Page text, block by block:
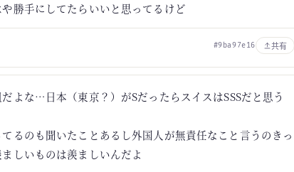
勝手にしてたらいいと思ってるけど
#9ba97e16 共有
よな…日本（東京？）がSだったらスイスはSSSだと思う
るのも聞いたことあるし外国人が無責任なこと言うのきっ
しいものは羨ましいんだよ